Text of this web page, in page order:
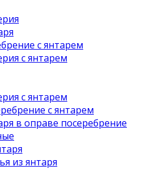
с янтарем
с янтарем
с янтарем
с янтарем
в оправе посеребрение
из янтаря